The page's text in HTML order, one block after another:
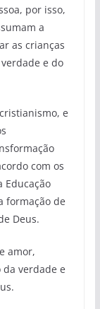
por isso,
a
as crianças
e do
e
com os
formação de
Deus.
amor,
verdade e